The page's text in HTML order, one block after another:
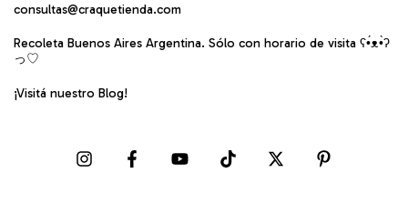
consultas@craquetienda.com
Recoleta Buenos Aires Argentina. Sólo con horario de visita ʕ•́ᴥ•̀ʔ
っ♡
¡Visitá nuestro Blog!